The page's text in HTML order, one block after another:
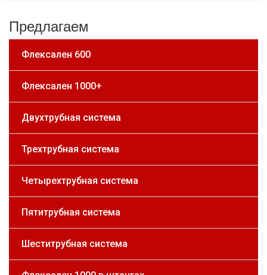
Предлагаем
Флексален 600
Флексален 1000+
Двухтрубная система
Трехтрубная система
Четырехтрубная система
Пятитрубная система
Шеститрубная система